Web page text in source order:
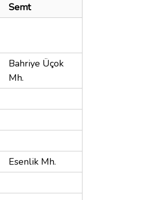
Semt
Bahriye Üçok
Mh.
Esenlik Mh.